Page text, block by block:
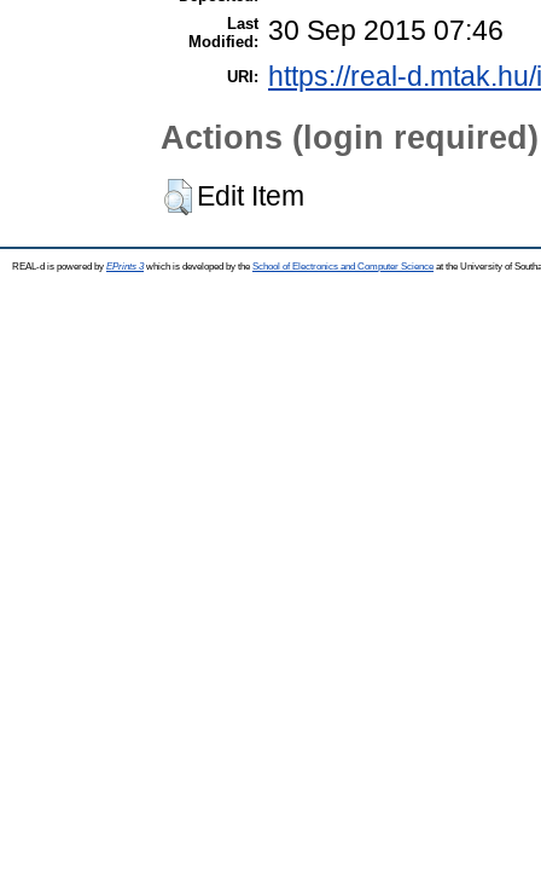
Last
Modified:
30 Sep 2015 07:46
URI: https://real-
Actions (login required)
Edit Item
REAL-d is powered by EPrints 3which is developed by the School of Electronics and Computer Science at the University of